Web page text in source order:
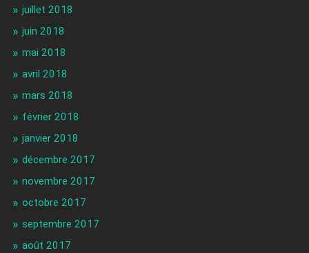
juillet 2018
juin 2018
mai 2018
avril 2018
mars 2018
février 2018
janvier 2018
décembre 2017
novembre 2017
octobre 2017
septembre 2017
août 2017